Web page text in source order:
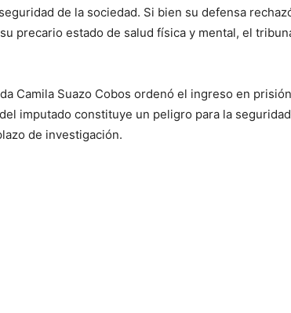
de la sociedad. Si bien su defensa
precario estado de salud física y mental, el
Camila Suazo Cobos ordenó el ingreso en
imputado constituye un peligro para la
de investigación.